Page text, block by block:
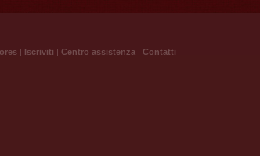
| Iscriviti | Centro assistenza | Contatti